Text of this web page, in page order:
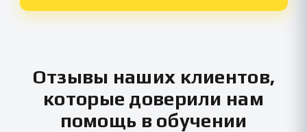
Отзывы наших клиентов,
которые доверили нам
помощь в обучении